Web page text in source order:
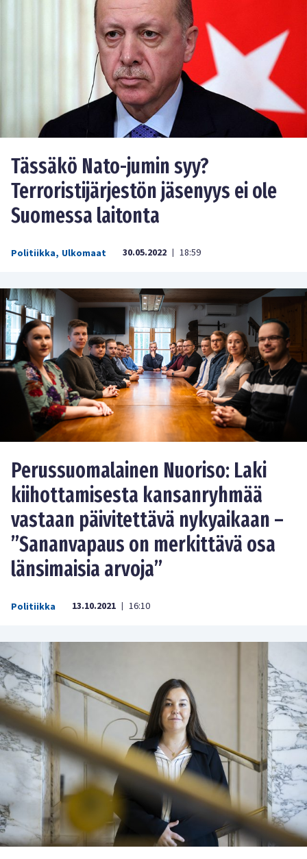
Tässäkö Nato-jumin syy?
Terroristijärjestön jäsenyys ei ole
Suomessa laitonta
Politiikka, Ulkomaat 30.05.2022 | 18:59
Perussuomalainen Nuoriso: Laki
kiihottamisesta kansanryhmää
vastaan päivitettävä nykyaikaan –
”Sananvapaus on merkittävä osa
länsimaisia arvoja”
Politiikka 13.10.2021 | 16:10